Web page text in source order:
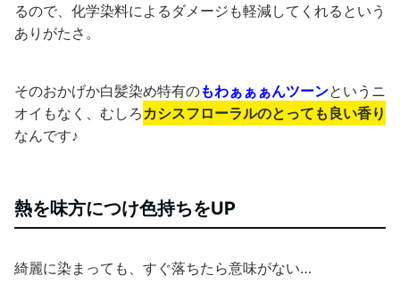
るので、化学染料によるダメージも軽減してくれるという
ありがたさ。
そのおかげか白髪染め特有のもわぁぁぁんツーンというニ
オイもなく、むしろ カシスフローラルのとっても良い香り
なんです♪
熱を味方につけ色持ちをUP
綺麗に染まっても、すぐ落ちたら意味がない…